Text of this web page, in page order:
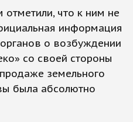
что к ним не
информация
о возбуждении
со своей стороны
земельного
была абсолютно